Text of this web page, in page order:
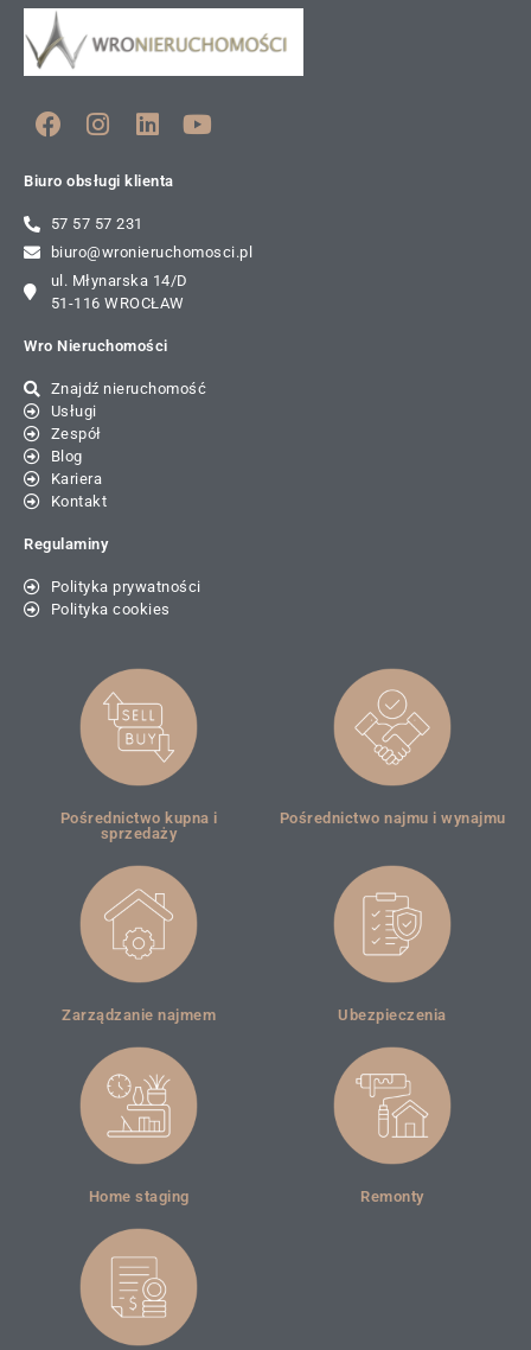
Biuro obsługi klienta
57 57 57 231
biuro@wronieruchomosci.pl
ul. Młynarska 14/D
51-116 WROCŁAW
Wro Nieruchomości
Znajdź nieruchomość
Usługi
Zespół
Blog
Kariera
Kontakt
Regulaminy
Polityka prywatności
Polityka cookies
Pośrednictwo kupna i
sprzedaży
Pośrednictwo najmu i wynajmu
Zarządzanie najmem Ubezpieczenia
Home staging Remonty